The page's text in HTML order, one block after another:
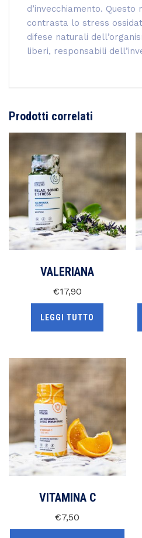
d’invecchiamento. Questo
contrasta lo stress
difese naturali
liberi, responsabili
Prodotti correlati
VALERIANA
€17,90
LEGGI TUTTO
VITAMINA C
€7,50